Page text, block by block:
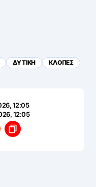
ΔΥΤΙΚΗ ΚΛΟΠΕΣ
12:05
12:05